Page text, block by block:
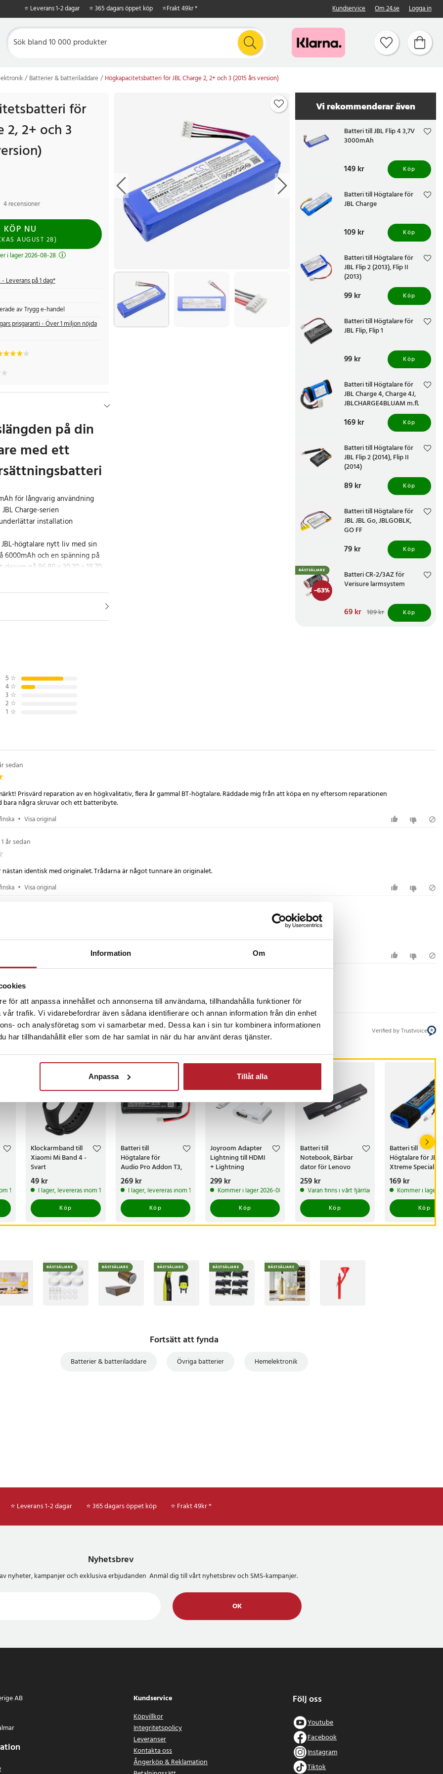
Information Om
för att anpassa innehållet och annonserna till användarna, tillhandahålla funktioner för
trafik. Vi vidarebefordrar även sådana identifierare och annan information från din enhet
och analysföretag som vi samarbetar med. Dessa kan i sin tur kombinera informationen
har tillhandahållit eller som de har samlat in när du har använt deras tjänster.
Anpassa Tillåt alla
⭐ Leverans 1-2 dagar ⭐ 365 dagars öppet köp ⭐Frakt 49kr * Kundservice Om 24.se Logga in
Batterier & batteriladdare Högkapacitetsbatteri för JBL Charge 2, 2+ och 3 (2015 års version)
för
2, 2+ och 3
4 recensioner
KÖP NU
AUGUST 28)
i lager 2026-08-28
- Leverans på 1 dag*
av Trygg e-handel
prisgaranti - Över 1 miljon nöjda
på din
med ett
för långvarig användning
Charge-serien
installation
högtalare nytt liv med sin
och en spänning på
på 96,80 x 30,20 x 18,70
i din högtalare, vilket gör det
för att återfå den prestanda
långvarig prestanda
polymer-batteri. Speciellt
x 18.70mm
Vi rekommenderar även
Batteri till JBL Flip 4 3,7V
3000mAh
Pris :149 kr
149 kr Köp
Batteri till Högtalare för
JBL Charge
Pris :109 kr
109 kr Köp
Batteri till Högtalare för
JBL Flip 2 (2013), Flip II
(2013)
Pris:99 kr
99 kr Köp
Batteri till Högtalare för
JBL Flip, Flip 1
Pris:99 kr
99 kr Köp
Batteri till Högtalare för
JBL Charge 4, Charge 4J,
JBLCHARGE4BLUAM m.fl.
Pris :169 kr
169 kr Köp
Batteri till Högtalare för
JBL Flip 2 (2014), Flip II
(2014)
Pris:89 kr
89 kr Köp
Batteri till Högtalare för
JBL JBL Go, JBLGOBLK,
GO FF
Pris:79 kr
79 kr Köp
-63%
BÄSTSÄLJARE
Batteri CR-2/3AZ för
Verisure larmsystem
Nuvarande pris
Tidigare pris 189 kr
69 kr 189 kr Köp
5 ☆
4 ☆
3 ☆
2 ☆
1 ☆
sedan
Prisvärd reparation av en högkvalitativ, flera år gammal BT-högtalare. Räddade mig från att köpa en ny eftersom reparationen
bara några skruvar och ett batteribyte.
• Visa original
1 år sedan
identisk med originalet. Trådarna är något tunnare än originalet.
• Visa original
originalet. Lätt att byta.
Verified by Trustvoice
1-2 vardagar
Klockarmband till
Xiaomi Mi Band 4 -
Svart
Pris:49 kr
49 kr
I lager, levereras inom 1-2 vardagar
Köp
Batteri till
Högtalare för
Audio Pro Addon T3,
Addon T9, Addon T10
m.fl.
Pris: 269 kr
269 kr
I lager, levereras inom 1-2 vardagar
Köp
Joyroom Adapter
Lightning till HDMI
+ Lightning
Pris:299 kr
299 kr
Kommer i lager 2026-08-14
Köp
Batteri till
Notebook, Bärbar
dator för Lenovo
ThinkPad E120
30434NC m.fl.
Pris:259 kr
259 kr
Varan finns i vårt fjärrlager, förväntas skickas
Köp
Batteri till
Högtalare för JBL
Xtreme Special
Pris :169 kr
169 kr
Kommer i lager
Köp
BÄSTSÄLJARE BÄSTSÄLJARE BÄSTSÄLJARE BÄSTSÄLJARE BÄSTSÄLJARE
Fortsätt att fynda
Batterier & batteriladdare Övriga batterier Hemelektronik
⭐ Leverans 1-2 dagar ⭐ 365 dagars öppet köp ⭐ Frakt 49kr *
Nyhetsbrev
nyheter, kampanjer och exklusiva erbjudanden Anmäl dig till vårt nyhetsbrev och SMS-kampanjer.
OK
AB
Kundservice
Köpvillkor
Integritetspolicy
Leveranser
Kontakta oss
Ångerköp & Reklamation
Följ oss
Youtube
Facebook
Instagram
Tiktok